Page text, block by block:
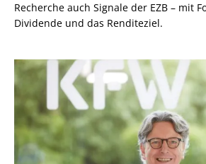
Recherche auch Signale der EZB – mit
Dividende und das Renditeziel.